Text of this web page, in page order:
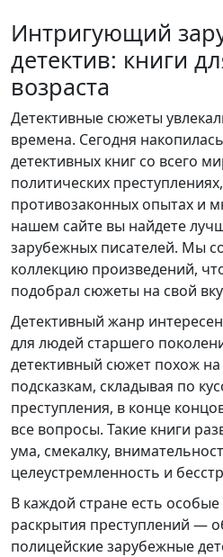
Интригующий
детектив: книги
возраста
Детективные сюжеты
времена. Сегодня
детективных книг со всего
политических
противозаконных опытах и
нашем сайте вы найдете
зарубежных писателей. Мы
коллекцию произведений,
подобрал сюжеты на свой
Детективный жанр
для людей старшего
детективный сюжет похож на
подсказкам, складывая по
преступления, в конце
все вопросы. Такие книги
ума, смекалку,
целеустремленность и
В каждой стране есть
раскрытия преступлений —
полицейские зарубежные